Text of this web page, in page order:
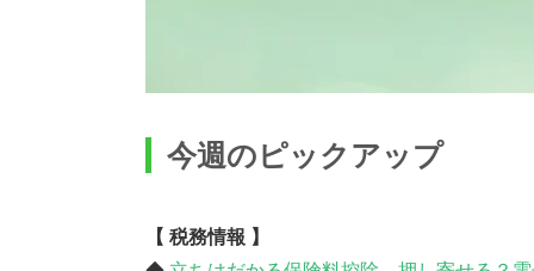
今週のピックアップ
【 税務情報 】